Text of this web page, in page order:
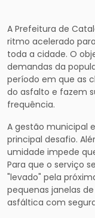
A Prefeitura de
ritmo acelerado
toda a cidade. O
demandas da
período em que as
do asfalto e fazem
frequência.
A gestão municipal
principal desafio.
umidade impede
Para que o serviço
"levado" pela
pequenas janelas
asfáltica com